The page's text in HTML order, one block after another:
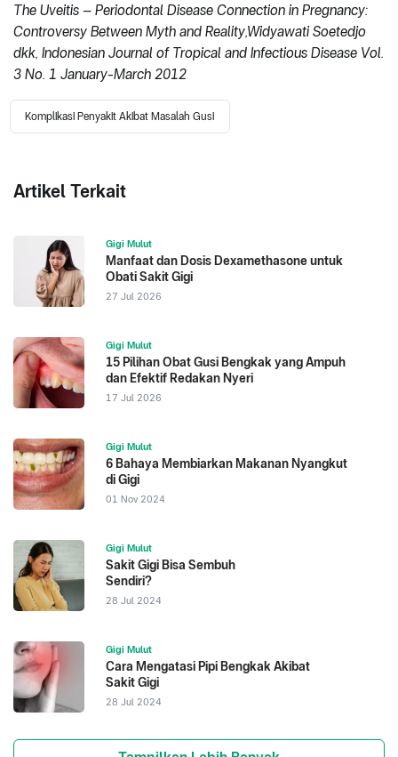
The Uveitis – Periodontal Disease Connection in Pregnancy:
Controversy Between Myth and Reality,Widyawati Soetedjo
dkk, Indonesian Journal of Tropical and Infectious Disease Vol.
3 No. 1 January-March 2012
Komplikasi Penyakit Akibat Masalah Gusi
Artikel Terkait
Gigi Mulut
Manfaat dan Dosis Dexamethasone untuk
Obati Sakit Gigi
27 Jul 2026
Gigi Mulut
15 Pilihan Obat Gusi Bengkak yang Ampuh
dan Efektif Redakan Nyeri
17 Jul 2026
Gigi Mulut
6 Bahaya Membiarkan Makanan Nyangkut
di Gigi
01 Nov 2024
Gigi Mulut
Sakit Gigi Bisa Sembuh
Sendiri?
28 Jul 2024
Gigi Mulut
Cara Mengatasi Pipi Bengkak Akibat
Sakit Gigi
28 Jul 2024